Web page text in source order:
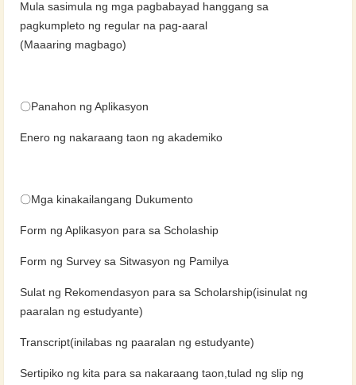
Mula sasimula ng mga pagbabayad hanggang sa
pagkumpleto ng regular na pag-aaral
(Maaaring magbago)
〇Panahon ng Aplikasyon
Enero ng nakaraang taon ng akademiko
〇Mga kinakailangang Dukumento
Form ng Aplikasyon para sa Scholaship
Form ng Survey sa Sitwasyon ng Pamilya
Sulat ng Rekomendasyon para sa Scholarship(isinulat ng
paaralan ng estudyante)
Transcript(inilabas ng paaralan ng estudyante)
Sertipiko ng kita para sa nakaraang taon,tulad ng slip ng